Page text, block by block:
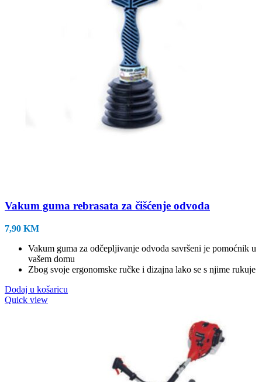
Vakum guma rebrasata za čišćenje odvoda
7,90 KM
Vakum guma za odčepljivanje odvoda savršeni je pomoćnik u
vašem domu
Zbog svoje ergonomske ručke i dizajna lako se s njime rukuje
Dodaj u košaricu
Quick view